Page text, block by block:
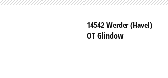
14542 Werder (Havel)
OT Glindow